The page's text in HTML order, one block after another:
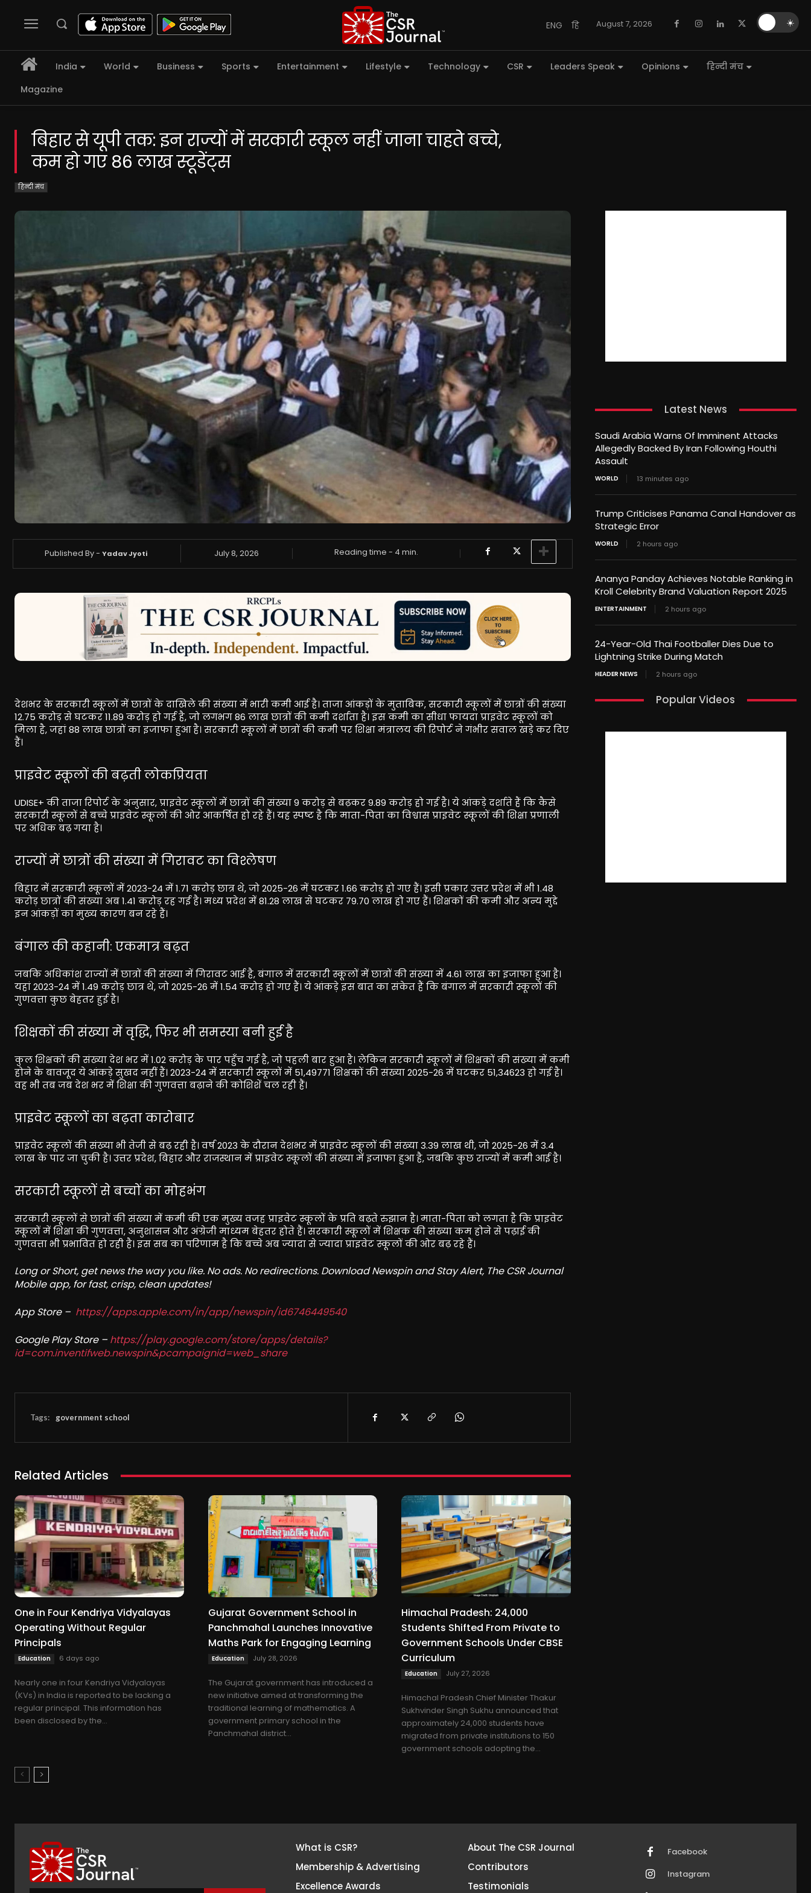
ENG हि August 7, 2026
India World Business Sports Entertainment Lifestyle Technology CSR Leaders Speak Opinions
हिन्दी मंच
Magazine
बिहार से यूपी तक: इन राज्यों में सरकारी स्कूल नहीं जाना चाहते बच्चे,
कम हो गए 86 लाख स्टूडेंट्स
हिन्दी मंच
Published By - Yadav Jyoti July 8, 2026 Reading time - 4 min.
देशभर के सरकारी स्कूलों में छात्रों के दाखिले की संख्या में भारी कमी आई है। ताजा आंकड़ों के मुताबिक, सरकारी स्कूलों में छात्रों की संख्या
12.75 करोड़ से घटकर 11.89 करोड़ हो गई है, जो लगभग 86 लाख छात्रों की कमी दर्शाता है। इस कमी का सीधा फायदा प्राइवेट स्कूलों को
मिला है, जहां 88 लाख छात्रों का इजाफा हुआ है। सरकारी स्कूलों में छात्रों की कमी पर शिक्षा मंत्रालय की रिपोर्ट ने गंभीर सवाल खड़े कर दिए
हैं।
प्राइवेट स्कूलों की बढ़ती लोकप्रियता
UDISE+ की ताजा रिपोर्ट के अनुसार, प्राइवेट स्कूलों में छात्रों की संख्या 9 करोड़ से बढ़कर 9.89 करोड़ हो गई है। ये आंकड़े दर्शाते हैं कि कैसे
सरकारी स्कूलों से बच्चे प्राइवेट स्कूलों की ओर आकर्षित हो रहे हैं। यह स्पष्ट है कि माता-पिता का विश्वास प्राइवेट स्कूलों की शिक्षा प्रणाली
पर अधिक बढ़ गया है।
राज्यों में छात्रों की संख्या में गिरावट का विश्लेषण
बिहार में सरकारी स्कूलों में 2023-24 में 1.71 करोड़ छात्र थे, जो 2025-26 में घटकर 1.66 करोड़ हो गए हैं। इसी प्रकार उत्तर प्रदेश में भी 1.48
करोड़ छात्रों की संख्या अब 1.41 करोड़ रह गई है। मध्य प्रदेश में 81.28 लाख से घटकर 79.70 लाख हो गए हैं। शिक्षकों की कमी और अन्य मुद्दे
इन आंकड़ों का मुख्य कारण बन रहे हैं।
बंगाल की कहानी: एकमात्र बढ़त
जबकि अधिकांश राज्यों में छात्रों की संख्या में गिरावट आई है, बंगाल में सरकारी स्कूलों में छात्रों की संख्या में 4.61 लाख का इजाफा हुआ है।
यहां 2023-24 में 1.49 करोड़ छात्र थे, जो 2025-26 में 1.54 करोड़ हो गए हैं। ये आंकड़े इस बात का संकेत हैं कि बंगाल में सरकारी स्कूलों की
गुणवत्ता कुछ बेहतर हुई है।
शिक्षकों की संख्या में वृद्धि, फिर भी समस्या बनी हुई है
कुल शिक्षकों की संख्या देश भर में 1.02 करोड़ के पार पहुँच गई है, जो पहली बार हुआ है। लेकिन सरकारी स्कूलों में शिक्षकों की संख्या में कमी
होने के बावजूद ये आंकड़े सुखद नहीं हैं। 2023-24 में सरकारी स्कूलों में 51,49771 शिक्षकों की संख्या 2025-26 में घटकर 51,34623 हो गई है।
वह भी तब जब देश भर में शिक्षा की गुणवत्ता बढ़ाने की कोशिशें चल रही हैं।
प्राइवेट स्कूलों का बढ़ता कारोबार
प्राइवेट स्कूलों की संख्या भी तेजी से बढ़ रही है। वर्ष 2023 के दौरान देशभर में प्राइवेट स्कूलों की संख्या 3.39 लाख थी, जो 2025-26 में 3.4
लाख के पार जा चुकी है। उत्तर प्रदेश, बिहार और राजस्थान में प्राइवेट स्कूलों की संख्या में इजाफा हुआ है, जबकि कुछ राज्यों में कमी आई है।
सरकारी स्कूलों से बच्चों का मोहभंग
सरकारी स्कूलों से छात्रों की संख्या में कमी की एक मुख्य वजह प्राइवेट स्कूलों के प्रति बढ़ते रुझान है। माता-पिता को लगता है कि प्राइवेट
स्कूलों में शिक्षा की गुणवत्ता, अनुशासन और अंग्रेजी माध्यम बेहतर होते हैं। सरकारी स्कूलों में शिक्षक की संख्या कम होने से पढ़ाई की
गुणवत्ता भी प्रभावित हो रही है। इस सब का परिणाम है कि बच्चे अब ज्यादा से ज्यादा प्राइवेट स्कूलों की ओर बढ़ रहे हैं।
Long or Short, get news the way you like. No ads. No redirections. Download Newspin and Stay Alert, The CSR Journal
Mobile app, for fast, crisp, clean updates!
App Store – https://apps.apple.com/in/app/newspin/id6746449540
Google Play Store – https://play.google.com/store/apps/details?
id=com.inventifweb.newspin&pcampaignid=web_share
Tags: government school
Related Articles
One in Four Kendriya Vidyalayas
Operating Without Regular
Principals
Education 6 days ago
Nearly one in four Kendriya Vidyalayas
(KVs) in India is reported to be lacking a
regular principal. This information has
been disclosed by the...
Gujarat Government School in
Panchmahal Launches Innovative
Maths Park for Engaging Learning
Education July 28, 2026
The Gujarat government has introduced a
new initiative aimed at transforming the
traditional learning of mathematics. A
government primary school in the
Panchmahal district...
Himachal Pradesh: 24,000
Students Shifted From Private to
Government Schools Under CBSE
Curriculum
Education July 27, 2026
Himachal Pradesh Chief Minister Thakur
Sukhvinder Singh Sukhu announced that
approximately 24,000 students have
migrated from private institutions to 150
government schools adopting the...
Latest News
Saudi Arabia Warns Of Imminent Attacks
Allegedly Backed By Iran Following Houthi
Assault
WORLD 13 minutes ago
Trump Criticises Panama Canal Handover as
Strategic Error
WORLD 2 hours ago
Ananya Panday Achieves Notable Ranking in
Kroll Celebrity Brand Valuation Report 2025
ENTERTAINMENT 2 hours ago
24-Year-Old Thai Footballer Dies Due to
Lightning Strike During Match
HEADER NEWS 2 hours ago
Popular Videos
What is CSR?
Membership & Advertising
Excellence Awards
About The CSR Journal
Contributors
Testimonials
Facebook
Instagram
☀️